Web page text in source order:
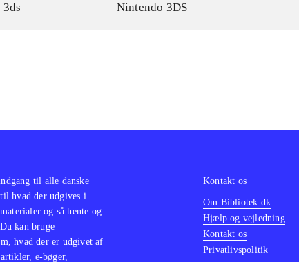
Nintendo 3DS
til alle danske
hvad der udgives i
og så hente og
kan bruge
hvad der er udgivet af
e-bøger,
Kontakt os
Om Bibliotek.dk
Hjælp og vejledning
Kontakt os
Privatlivspolitik